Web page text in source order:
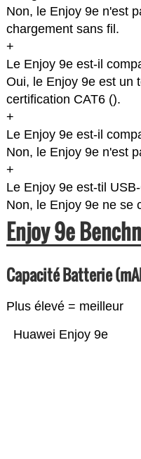
Non, le Enjoy 9e n'est
chargement sans fil.
+
Le Enjoy 9e est-il
Oui, le Enjoy 9e est un
certification CAT6 ().
+
Le Enjoy 9e est-il
Non, le Enjoy 9e n'est
+
Le Enjoy 9e est-til
Non, le Enjoy 9e ne se
Enjoy 9e
Capacité Batterie
Plus élevé = meilleur
Huawei Enjoy 9e